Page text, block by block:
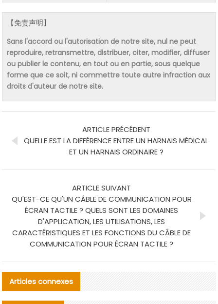
【免责声明】
Sans l'accord ou l'autorisation de notre site, nul ne peut
reproduire, retransmettre, distribuer, citer, modifier, diffuser
ou publier le contenu, en tout ou en partie, sous quelque
forme que ce soit, ni commettre toute autre infraction aux
droits d'auteur de notre site.
ARTICLE PRÉCÉDENT
QUELLE EST LA DIFFÉRENCE ENTRE UN HARNAIS MÉDICAL
ET UN HARNAIS ORDINAIRE ?
ARTICLE SUIVANT
QU'EST-CE QU'UN CÂBLE DE COMMUNICATION POUR
ÉCRAN TACTILE ? QUELS SONT LES DOMAINES
D'APPLICATION, LES UTILISATIONS, LES
CARACTÉRISTIQUES ET LES FONCTIONS DU CÂBLE DE
COMMUNICATION POUR ÉCRAN TACTILE ?
Articles connexes